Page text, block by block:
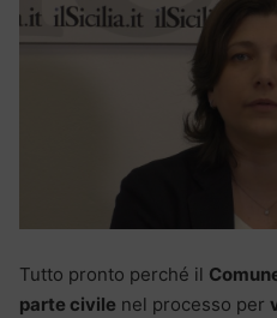
Tutto pronto perché il
parte civile nel processo per